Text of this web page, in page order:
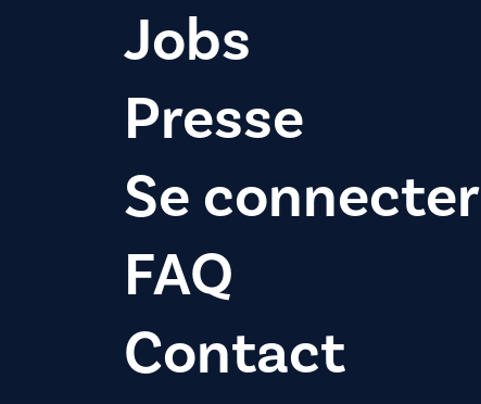
Jobs
Presse
Se connecter
FAQ
Contact